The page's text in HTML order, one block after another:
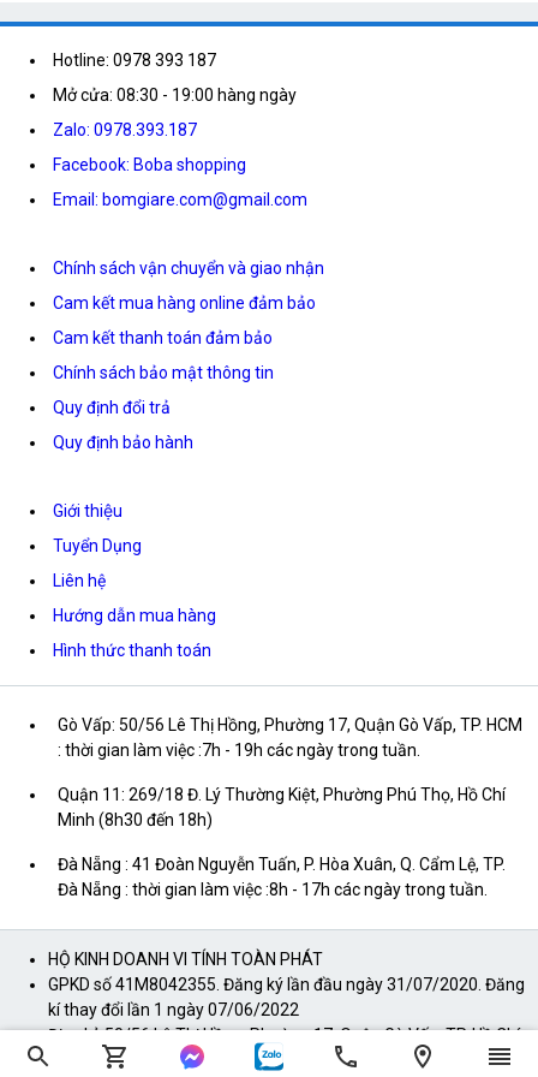
Hotline: 0978 393 187
Mở cửa: 08:30 - 19:00 hàng ngày
Zalo: 0978.393.187
Facebook: Boba shopping
Email: bomgiare.com@gmail.com
Chính sách vận chuyển và giao nhận
Cam kết mua hàng online đảm bảo
Cam kết thanh toán đảm bảo
Chính sách bảo mật thông tin
Quy định đổi trả
Quy định bảo hành
Giới thiệu
Tuyển Dụng
Liên hệ
Hướng dẫn mua hàng
Hình thức thanh toán
Gò Vấp: 50/56 Lê Thị Hồng, Phường 17, Quận Gò Vấp, TP. HCM
: thời gian làm việc :7h - 19h các ngày trong tuần.
Quận 11: 269/18 Đ. Lý Thường Kiệt, Phường Phú Thọ, Hồ Chí
Minh (8h30 đến 18h)
Đà Nẵng : 41 Đoàn Nguyễn Tuấn, P. Hòa Xuân, Q. Cẩm Lệ, TP.
Đà Nẵng : thời gian làm việc :8h - 17h các ngày trong tuần.
HỘ KINH DOANH VI TÍNH TOÀN PHÁT
GPKD số 41M8042355. Đăng ký lần đầu ngày 31/07/2020. Đăng
kí thay đổi lần 1 ngày 07/06/2022
Địa chỉ: 50/56 Lê Thị Hồng, Phường 17, Quận Gò Vấp, TP. Hồ Chí